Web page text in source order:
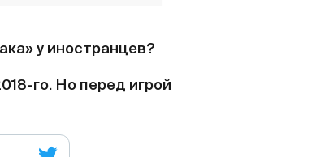
у иностранцев?
го. Но перед игрой